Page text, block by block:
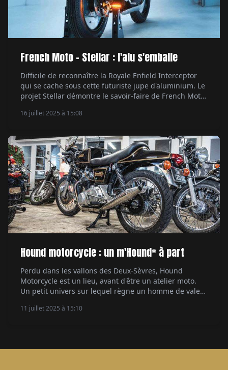
French Moto - Stellar : l'alu s'emballe
Difficile de reconnaître la Royale Enfield Interceptor
qui se cache sous cette futuriste jupe d'aluminium. Le
projet Stellar démontre le savoir-faire de French Moto,
Ethan Valentin.
16 juillet 2025 à 15:08
Hound motorcycle : un m'Hound* à part
Perdu dans les vallons des Deux-Sèvres, Hound
Motorcycle est un lieu, avant d'être un atelier moto.
Un petit univers sur lequel règne un homme de valeur
personnage aussi authentique que les motos qu'il
11 juillet 2025 à 15:10